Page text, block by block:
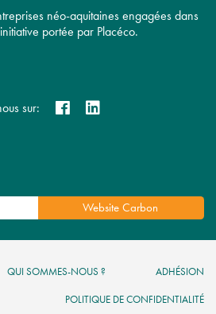
néo-aquitaines engagées dans
portée par Placéco.
sur:
Website Carbon
QUI SOMMES-NOUS ? ADHÉSION
POLITIQUE DE CONFIDENTIALITÉ